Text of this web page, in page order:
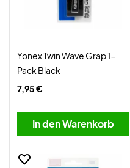
Yonex Twin Wave Grap 1-
Pack Black
7,95 €
In den Warenkorb